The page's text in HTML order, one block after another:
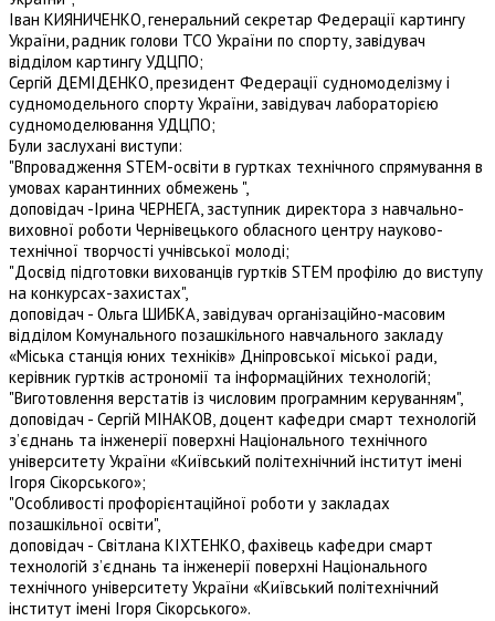
Іван КИЯНИЧЕНКО, генеральний секретар Федерації картингу
України, радник голови ТСО України по спорту, завідувач
відділом картингу УДЦПО;
Сергій ДЕМІДЕНКО, президент Федерації судномоделізму і
судномодельного спорту України, завідувач лабораторією
судномоделювання УДЦПО;
Були заслухані виступи:
"Впровадження STEM-освіти в гуртках технічного спрямування в
умовах карантинних обмежень ",
доповідач -Ірина ЧЕРНЕГА, заступник директора з навчально-
виховної роботи Чернівецького обласного центру науково-
технічної творчості учнівської молоді;
"Досвід підготовки вихованців гуртків STEM профілю до виступу
на конкурсах-захистах",
доповідач - Ольга ШИБКА, завідувач організаційно-масовим
відділом Комунального позашкільного навчального закладу
«Міська станція юних техніків» Дніпровської міської ради,
керівник гуртків астрономії та інформаційних технологій;
"Виготовлення верстатів із числовим програмним керуванням",
доповідач - Сергій МІНАКОВ, доцент кафедри смарт технологій
з’єднань та інженерії поверхні Національного технічного
університету України «Київський політехнічний інститут імені
Ігоря Сікорського»;
"Особливості профорієнтаційної роботи у закладах
позашкільної освіти",
доповідач - Світлана КІХТЕНКО, фахівець кафедри смарт
технологій з’єднань та інженерії поверхні Національного
технічного університету України «Київський політехнічний
інститут імені Ігоря Сікорського».